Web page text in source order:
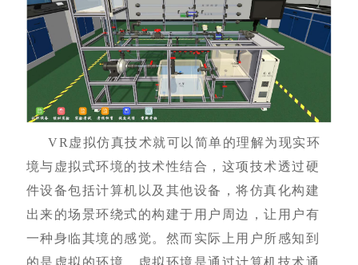
VR虚拟仿真技术就可以简单的理解为现实环
境与虚拟式环境的技术性结合，这项技术透过硬
件设备包括计算机以及其他设备，将仿真化构建
出来的场景环绕式的构建于用户周边，让用户有
一种身临其境的感觉。然而实际上用户所感知到